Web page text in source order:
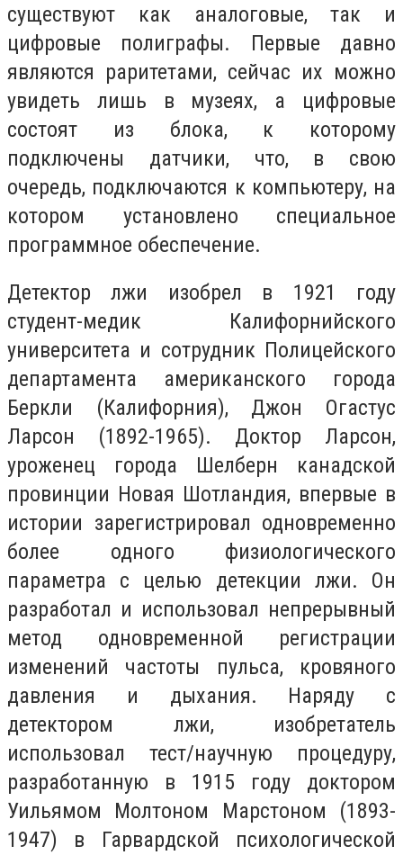
существуют как аналоговые, так и
цифровые полиграфы. Первые давно
являются раритетами, сейчас их можно
увидеть лишь в музеях, а цифровые
состоят из блока, к которому
подключены датчики, что, в свою
очередь, подключаются к компьютеру, на
котором установлено специальное
программное обеспечение.
Детектор лжи изобрел в 1921 году
студент-медик Калифорнийского
университета и сотрудник Полицейского
департамента американского города
Беркли (Калифорния), Джон Огастус
Ларсон (1892-1965). Доктор Ларсон,
уроженец города Шелберн канадской
провинции Новая Шотландия, впервые в
истории зарегистрировал одновременно
более одного физиологического
параметра с целью детекции лжи. Он
разработал и использовал непрерывный
метод одновременной регистрации
изменений частоты пульса, кровяного
давления и дыхания. Наряду с
детектором лжи, изобретатель
использовал тест/научную процедуру,
разработанную в 1915 году доктором
Уильямом Молтоном Марстоном (1893-
1947) в Гарвардской психологической